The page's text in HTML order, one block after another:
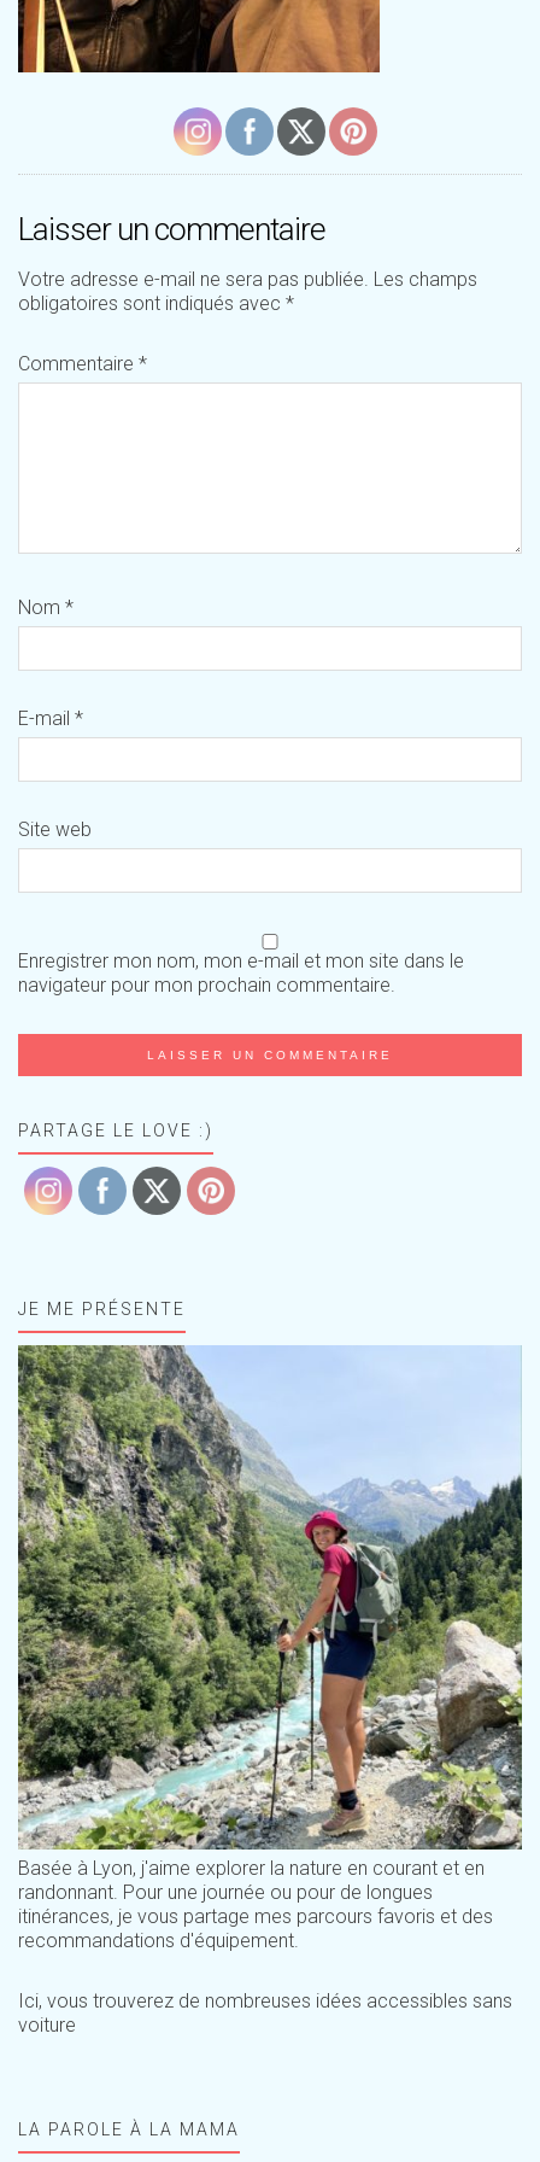
Laisser un commentaire
Votre adresse e-mail ne sera pas publiée. Les champs
obligatoires sont indiqués avec *
Commentaire *
Nom *
E-mail *
Site web
Enregistrer mon nom, mon e-mail et mon site dans le
navigateur pour mon prochain commentaire.
PARTAGE LE LOVE :)
JE ME PRÉSENTE
Basée à Lyon, j'aime explorer la nature en courant et en
randonnant. Pour une journée ou pour de longues
itinérances, je vous partage mes parcours favoris et des
recommandations d'équipement.
Ici, vous trouverez de nombreuses idées accessibles sans
voiture
LA PAROLE À LA MAMA